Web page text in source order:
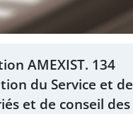
AMEXIST. 134
du Service et de
et de conseil des